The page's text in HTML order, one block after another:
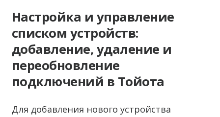
Настройка и управление
списком устройств:
добавление, удаление и
переобновление
подключений в Тойота
Для добавления нового устройства